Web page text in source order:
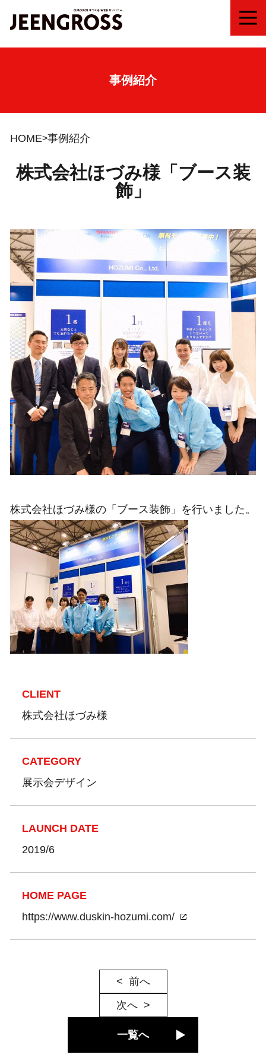
事例紹介
HOME 事例紹介
株式会社ほづみ様「ブース装
飾」
株式会社ほづみ様の「ブース装飾」を行いました。
CLIENT
株式会社ほづみ様
CATEGORY
展示会デザイン
LAUNCH DATE
2019/6
HOME PAGE
https://www.duskin-hozumi.com/
前へ
次へ
一覧へ